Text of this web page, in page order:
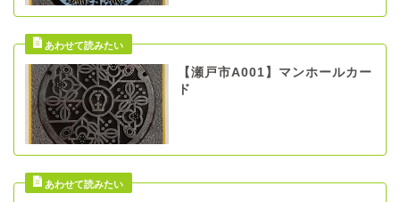
【瀬戸市A001】マンホールカー
ド